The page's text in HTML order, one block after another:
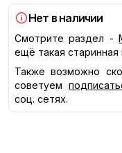
Нет в наличии
Смотрите раздел -
ещё такая старинная
Также возможно
советуем
соц. сетях.